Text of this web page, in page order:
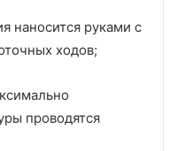
наносится руками с
ходов;
проводятся